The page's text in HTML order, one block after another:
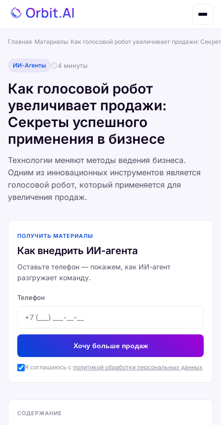
Главная Материалы Как голосовой робот увеличивает продажи:
ИИ-Агенты 4 минуты
Как голосовой робот
увеличивает продажи:
Секреты успешного
применения в бизнесе
Технологии меняют методы ведения бизнеса.
Одним из инновационных инструментов является
голосовой робот, который применяется для
увеличения продаж.
ПОЛУЧИТЬ МАТЕРИАЛЫ
Как внедрить ИИ-агента
Оставьте телефон — покажем, как ИИ-агент
разгружает команду.
Телефон
Хочу больше продаж
Я соглашаюсь с политикой обработки персональных данных
СОДЕРЖАНИЕ